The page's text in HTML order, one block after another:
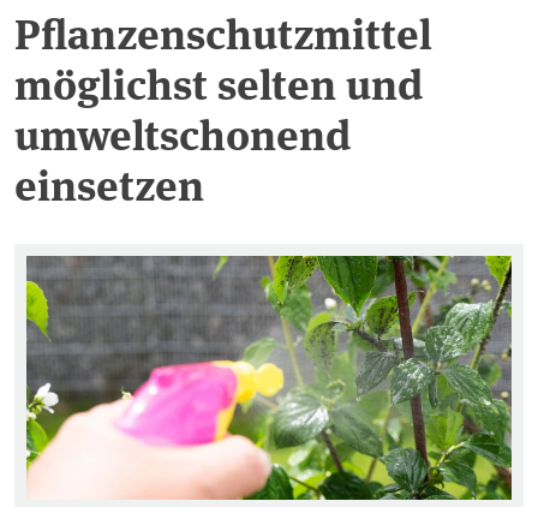
Pflanzenschutzmittel
möglichst selten und
umweltschonend
einsetzen